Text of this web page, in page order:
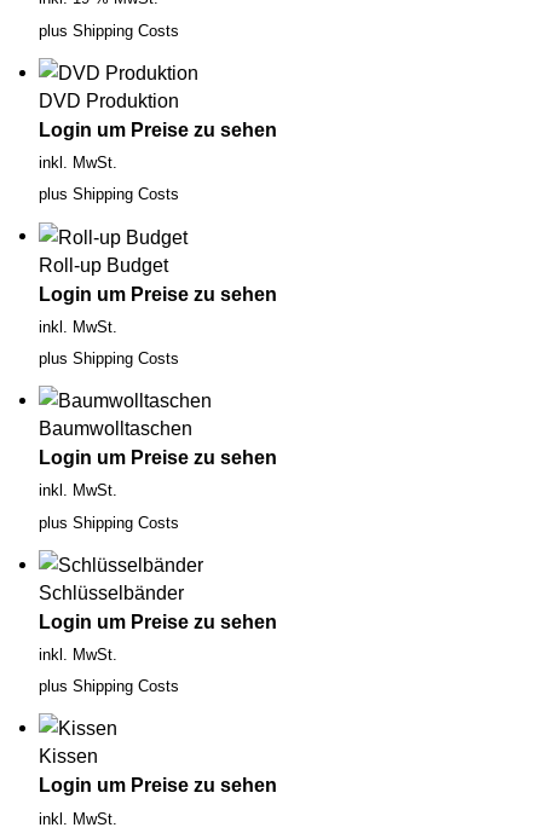
plus Shipping Costs
DVD Produktion
Login um Preise zu sehen
inkl. MwSt.
plus Shipping Costs
Roll-up Budget
Login um Preise zu sehen
inkl. MwSt.
plus Shipping Costs
Baumwolltaschen
Login um Preise zu sehen
inkl. MwSt.
plus Shipping Costs
Schlüsselbänder
Login um Preise zu sehen
inkl. MwSt.
plus Shipping Costs
Kissen
Login um Preise zu sehen
inkl. MwSt.